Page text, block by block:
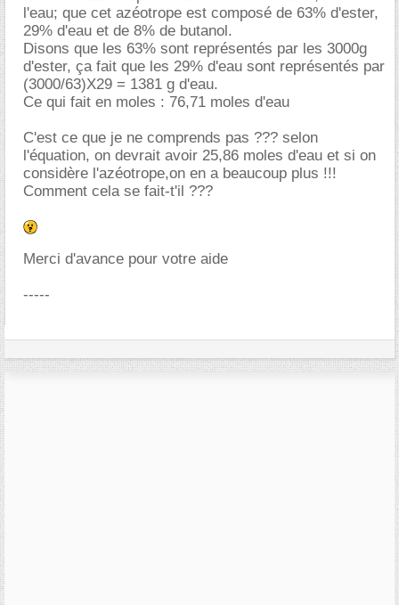
l'eau; que cet azéotrope est composé de 63% d'ester,
29% d'eau et de 8% de butanol.
Disons que les 63% sont représentés par les 3000g
d'ester, ça fait que les 29% d'eau sont représentés par
(3000/63)X29 = 1381 g d'eau.
Ce qui fait en moles : 76,71 moles d'eau
C'est ce que je ne comprends pas ??? selon
l'équation, on devrait avoir 25,86 moles d'eau et si on
considère l'azéotrope,on en a beaucoup plus !!!
Comment cela se fait-t'il ???
Merci d'avance pour votre aide
-----